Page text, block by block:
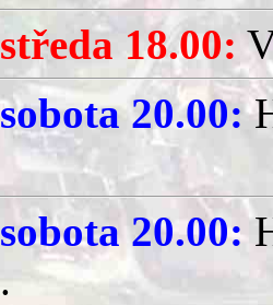
18.00:
20.00:
20.00: